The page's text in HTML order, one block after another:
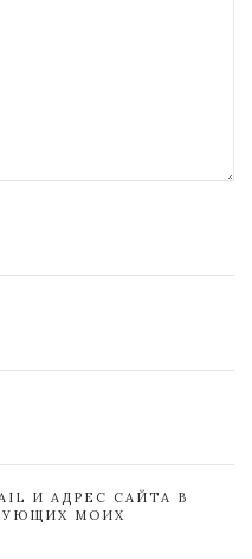
И АДРЕС САЙТА В
МОИХ